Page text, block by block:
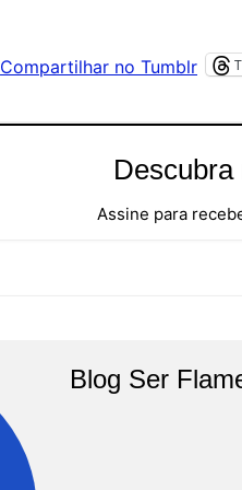
Compartilhar no Tumblr
Assine para
Blog Ser